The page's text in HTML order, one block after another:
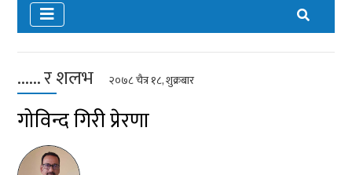
...... र शलभ २०७८ चैत्र १८, शुक्रबार
गोविन्द गिरी प्रेरणा